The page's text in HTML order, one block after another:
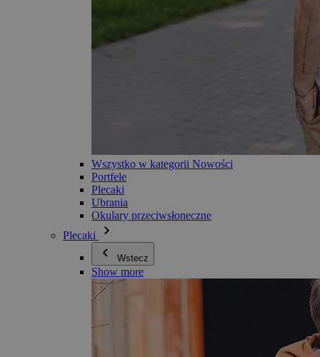
Wszystko w kategorii Nowości
Portfele
Plecaki
Ubrania
Okulary przeciwsłoneczne
Plecaki
Wstecz
Show more